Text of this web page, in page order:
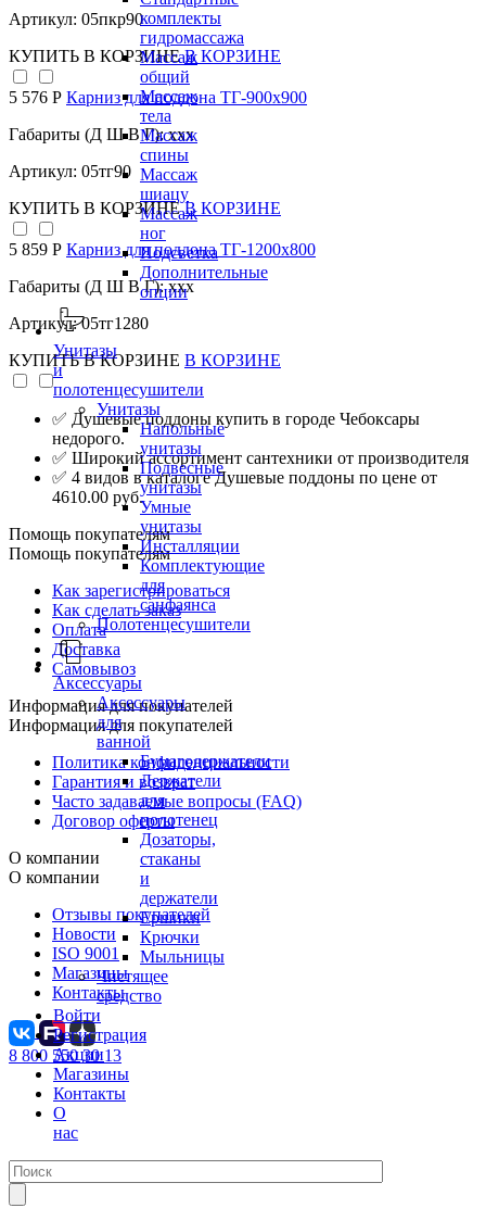
комплекты
гидромассажа
Массаж
общий
Массаж
тела
Массаж
спины
Массаж
шиацу
Массаж
ног
Подсветка
Дополнительные
опции
Унитазы
и
полотенцесушители
Унитазы
Напольные
унитазы
Подвесные
унитазы
Умные
унитазы
Инсталляции
Комплектующие
для
санфаянса
Полотенцесушители
Аксессуары
Аксессуары
для
ванной
Бумагодержатели
Держатели
для
полотенец
Дозаторы,
стаканы
и
держатели
Ершики
Крючки
Мыльницы
Чистящее
средство
Войти
Регистрация
Акции
Магазины
Контакты
О
нас
Артикул: 05пкр90
КУПИТЬ В КОРЗИНЕ В КОРЗИНЕ
5 576 Р Карниз для поддона TГ-900х900
Габариты (Д Ш В Г): xxx
Артикул: 05тг90
КУПИТЬ В КОРЗИНЕ В КОРЗИНЕ
5 859 Р Карниз для поддона TГ-1200х800
Габариты (Д Ш В Г): xxx
Артикул: 05тг1280
КУПИТЬ В КОРЗИНЕ В КОРЗИНЕ
✅ Душевые поддоны купить в городе Чебоксары
недорого.
✅ Широкий ассортимент сантехники от производителя
✅ 4 видов в каталоге Душевые поддоны по цене от
4610.00 руб.
Помощь покупателям
Помощь покупателям
Как зарегистрироваться
Как сделать заказ
Оплата
Доставка
Самовывоз
Информация для покупателей
Информация для покупателей
Политика конфиденциальности
Гарантия и возврат
Часто задаваемые вопросы (FAQ)
Договор оферты
О компании
О компании
Отзывы покупателей
Новости
ISO 9001
Магазины
Контакты
8 800 550 30 13